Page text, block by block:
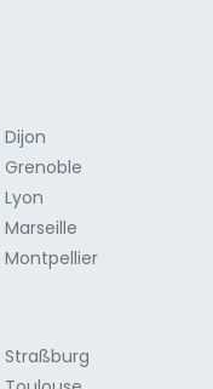
Grenoble
Montpellier
Straßburg